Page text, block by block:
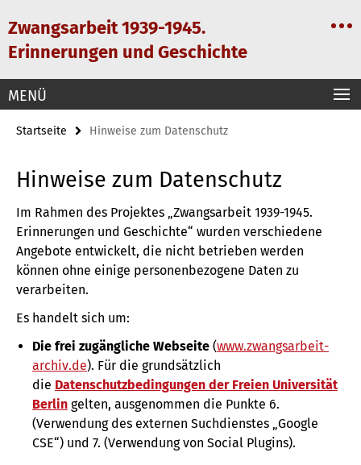
direkt
zu
Zwangsarbeit 1939-1945.
Erinnerungen und Geschichte
Service-
Navigation
MENÜ
Startseite Hinweise zum Datenschutz
Hinweise zum Datenschutz
Im Rahmen des Projektes „Zwangsarbeit 1939-1945.
Erinnerungen und Geschichte“ wurden verschiedene
Angebote entwickelt, die nicht betrieben werden
können ohne einige personenbezogene Daten zu
verarbeiten.
Es handelt sich um:
Die frei zugängliche Webseite (www.zwangsarbeit-
archiv.de). Für die grundsätzlich
die Datenschutzbedingungen der Freien Universität
Berlin gelten, ausgenommen die Punkte 6.
(Verwendung des externen Suchdienstes „Google
CSE“) und 7. (Verwendung von Social Plugins).